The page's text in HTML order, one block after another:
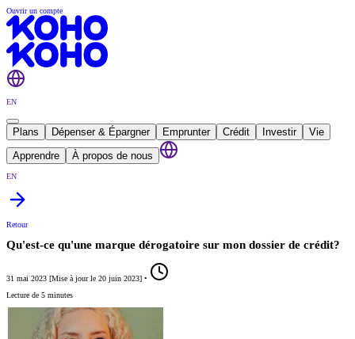
Ouvrir un compte
EN
Plans Dépenser & Épargner Emprunter Crédit Investir
Vie
Apprendre
À propos de nous
EN
Retour
Qu'est-ce qu'une marque dérogatoire sur mon dossier de crédit?
31 mai 2023 [Mise à jour le 20 juin 2023] •
Lecture de 5 minutes